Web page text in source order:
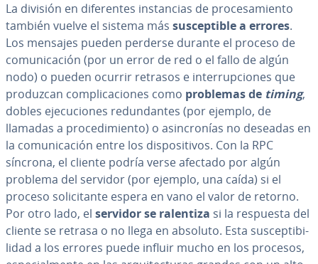
La división en di­fe­re­n­tes in­s­ta­n­cias de pro­ce­sa­mie­n­to
también vuelve el sistema más su­s­ce­p­ti­ble a errores.
Los mensajes pueden perderse durante el proceso de
co­mu­ni­ca­ción (por un error de red o el fallo de algún
nodo) o pueden ocurrir retrasos e in­te­rru­p­cio­nes que
produzcan co­m­pli­ca­cio­nes como problemas de timing,
dobles eje­cu­cio­nes re­du­n­da­n­tes (por ejemplo, de
llamadas a pro­ce­di­mie­n­to) o asi­n­cro­nías no deseadas en
la co­mu­ni­ca­ción entre los di­s­po­si­ti­vos. Con la RPC
síncrona, el cliente podría verse afectado por algún
problema del servidor (por ejemplo, una caída) si el
proceso so­li­ci­ta­n­te espera en vano el valor de retorno.
Por otro lado, el servidor se ralentiza si la respuesta del
cliente se retrasa o no llega en absoluto. Esta su­s­ce­p­ti­bi­
li­dad a los errores puede influir mucho en los procesos,